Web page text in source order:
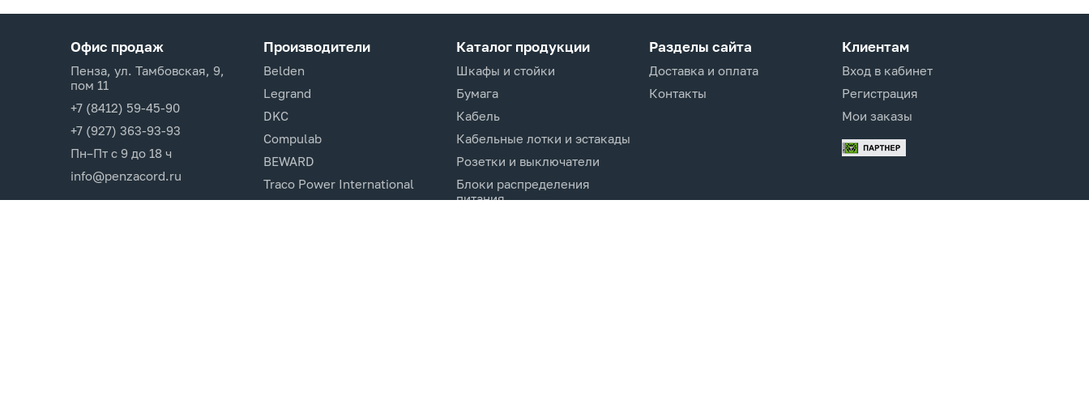
Офис продаж
Пенза, ул. Тамбовская, 9,
пом 11
+7 (8412) 59-45-90
+7 (927) 363-93-93
Пн–Пт с 9 до 18 ч
info@penzacord.ru
Производители
Belden
Legrand
DKC
Compulab
BEWARD
Traco Power International
Каталог продукции
Шкафы и стойки
Бумага
Кабель
Кабельные лотки и эстакады
Розетки и выключатели
Блоки распределения
питания
Разделы сайта
Доставка и оплата
Контакты
Клиентам
Вход в кабинет
Регистрация
Мои заказы